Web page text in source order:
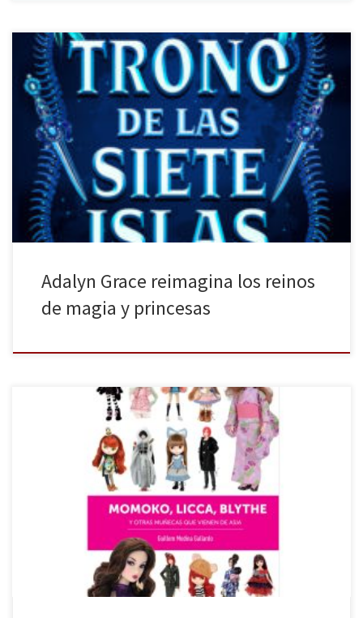
La Galera Editorial publica El trono de los siete reinos una novela
de Adalyn Grace. La Historia parece, a simple vista, algo difícil de
ocultar, sobre todo, si hablamos de los hechos que están
ocurriendo en el presente. Sin embargo, la manipulación, las
medias verdades y los silencios pueden cambiar […]
Adalyn Grace reimagina los reinos
de magia y princesas
Guillem Medina Gallardo ha publicado en Diábolo Ediciones el
título Momoko, Licca, Blythe y otras muñecas que vienen de Asia,
un magnífico recorrido por la industria de las muñecas en el
continente asiático. Este volumen, con encuadernación en
cartoné, una calidad de papel excelente, con numerosas
fotografías en color y […]